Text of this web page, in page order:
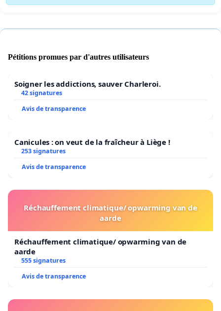
Pétitions promues par d'autres utilisateurs
Soigner les addictions, sauver Charleroi.
42 signatures
Avis de transparence
Canicules : on veut de la fraîcheur à Liège !
253 signatures
Avis de transparence
Réchauffement climatique/ opwarming van de
aarde
Réchauffement climatique/ opwarming van de
aarde
555 signatures
Avis de transparence